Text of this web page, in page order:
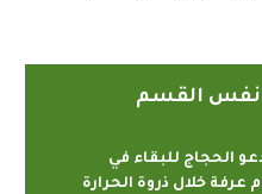
نفس القسم
الحجاج للبقاء في
عرفة خلال ذروة الحرارة